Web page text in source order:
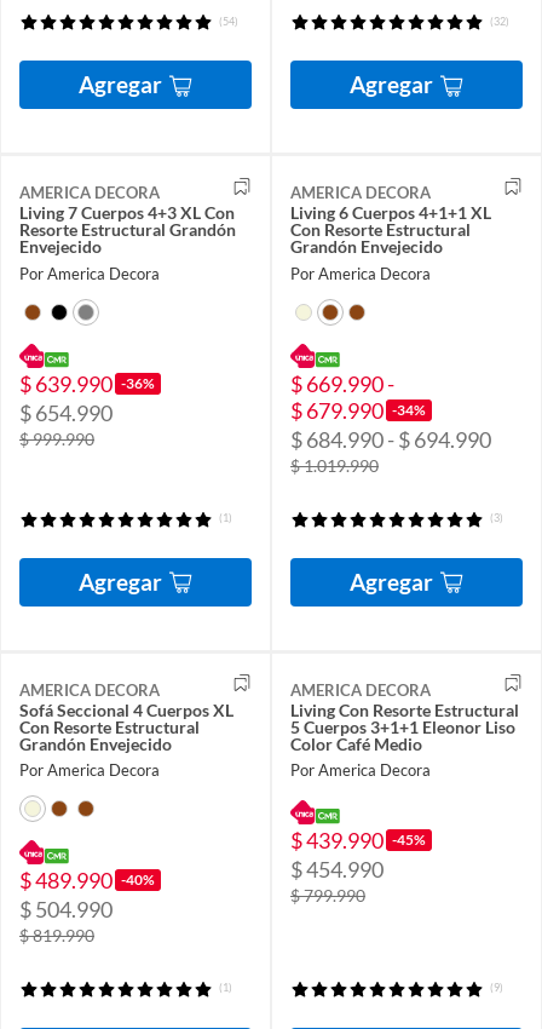
(54)
Agregar
(32)
Agregar
AMERICA DECORA
Living 7 Cuerpos 4+3 XL Con
Resorte Estructural Grandón
Envejecido
Por America Decora
$ 639.990 -36%
$ 654.990
$ 999.990
(1)
Agregar
AMERICA DECORA
Living 6 Cuerpos 4+1+1 XL
Con Resorte Estructural
Grandón Envejecido
Por America Decora
$ 669.990 -
$ 679.990 -34%
$ 684.990 - $ 694.990
$ 1.019.990
(3)
Agregar
AMERICA DECORA
Sofá Seccional 4 Cuerpos XL
Con Resorte Estructural
Grandón Envejecido
Por America Decora
$ 489.990 -40%
$ 504.990
$ 819.990
(1)
AMERICA DECORA
Living Con Resorte Estructural
5 Cuerpos 3+1+1 Eleonor Liso
Color Café Medio
Por America Decora
$ 439.990 -45%
$ 454.990
$ 799.990
(9)